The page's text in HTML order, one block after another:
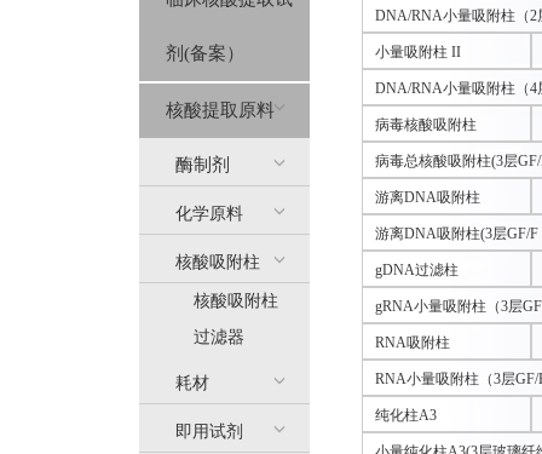
剂(备案）
核酸提取原料
酶制剂
化学原料
核酸吸附柱
核酸吸附柱
过滤器
耗材
即用试剂
DNA/RNA小量吸附柱（
小量吸附柱 II
DNA/RNA小量吸附柱（
病毒核酸吸附柱
病毒总核酸吸附柱(3层
游离DNA吸附柱
游离DNA吸附柱(3层GF/F
gDNA过滤柱
gRNA小量吸附柱（3层
RNA吸附柱
RNA小量吸附柱（3层
纯化柱A3